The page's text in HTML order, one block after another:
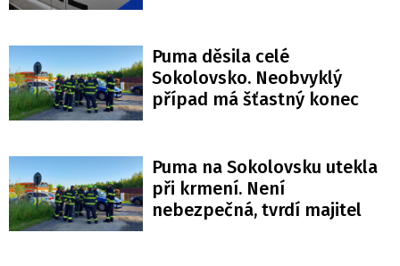
Puma děsila celé
Sokolovsko. Neobvyklý
případ má šťastný konec
Puma na Sokolovsku utekla
při krmení. Není
nebezpečná, tvrdí majitel